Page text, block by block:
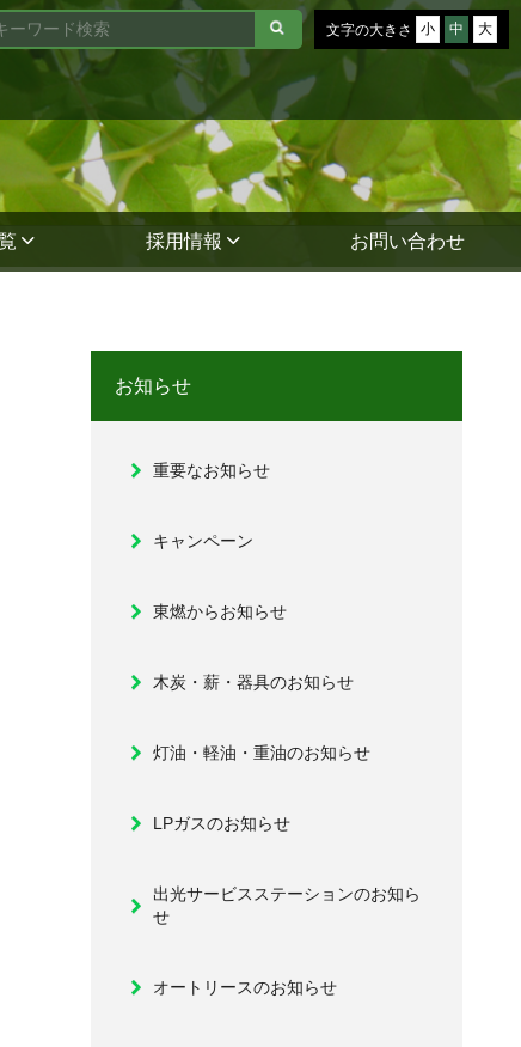
文字の大きさ 小 中 大
採用情報 お問い合わせ
お知らせ
重要なお知らせ
キャンペーン
東燃からお知らせ
木炭・薪・器具のお知らせ
灯油・軽油・重油のお知らせ
LPガスのお知らせ
出光サービスステーションのお知ら
せ
オートリースのお知らせ